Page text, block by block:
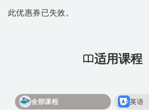
此优惠券已失效。
适用课程
全部课程 英语